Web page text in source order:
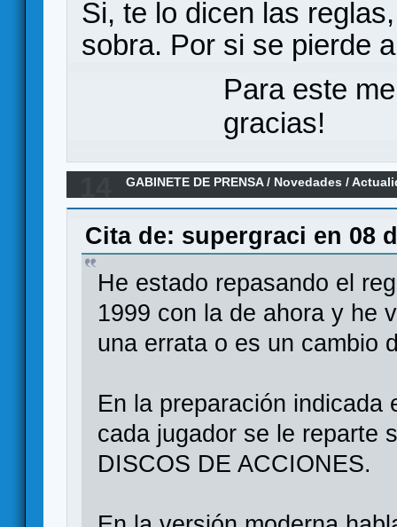
Si, te lo dicen las
sobra. Por si se pierde
Para este
gracias!
GABINETE DE PRENSA/ Novedades /
Cita de: supergraci en 08
He estado repasando el
1999 con la de ahora y he
una errata o es un cambio
En la preparación indicada
cada jugador se le reparte
DISCOS DE ACCIONES.